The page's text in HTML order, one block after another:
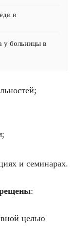
и
у больницы в
и семинарах.
:
целью